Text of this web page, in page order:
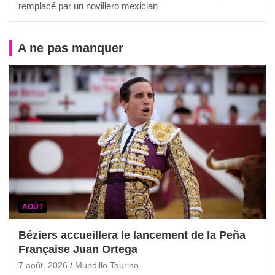
remplacé par un novillero mexician
A ne pas manquer
AOÛT
Béziers accueillera le lancement de la Peña
Française Juan Ortega
7 août, 2026 Mundillo Taurino